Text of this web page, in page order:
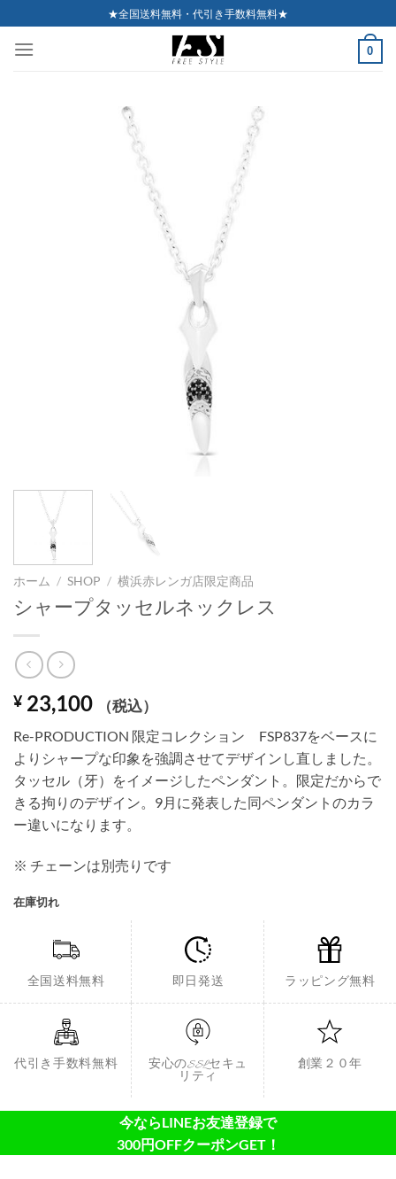
to
content
★全国送料無料・代引き手数料無料★
0
ホーム / SHOP / 横浜赤レンガ店限定商品
シャープタッセルネックレス
¥ 23,100 （税込）
Re-PRODUCTION 限定コレクション FSP837をベースに
よりシャープな印象を強調させてデザインし直しました。
タッセル（牙）をイメージしたペンダント。限定だからで
きる拘りのデザイン。9月に発表した同ペンダントのカラ
ー違いになります。
※ チェーンは別売りです
在庫切れ
全国送料無料 即日発送 ラッピング無料
代引き手数料無料
安心のSSLセキュ
リティ
創業２０年
今ならLINEお友達登録で
300円OFFクーポンGET！